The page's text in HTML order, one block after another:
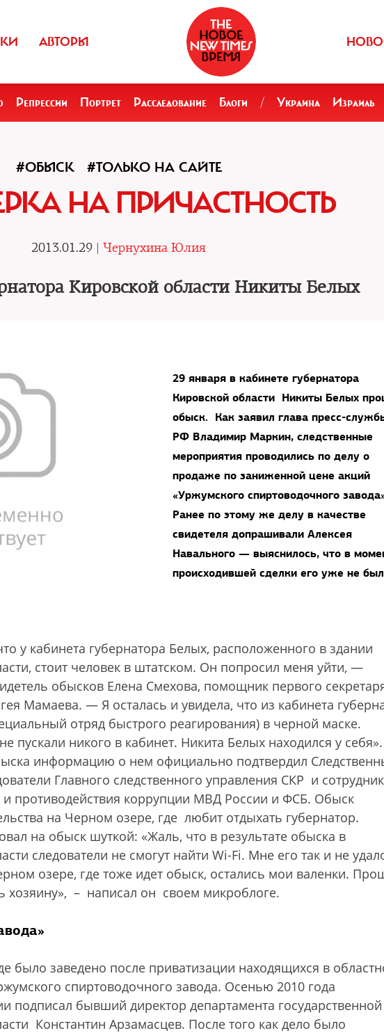
АВТОРЫ
Репрессии Портрет Расследование Блоги / Украина Израиль
#ОБЫСК #ТОЛЬКО НА САЙТЕ
НА ПРИЧАСТНОСТЬ
2013.01.29 | Чернухина Юлия
Кировской области Никиты Белых
29 января в кабинете губернатора
Кировской области Никиты Белых
обыск. Как заявил глава пресс-
РФ Владимир Маркин, следственные
мероприятия проводились по делу о
продаже по заниженной цене акций
«Уржумского спиртоводочного
Ранее по этому же делу в качестве
свидетеля допрашивали Алексея
Навального — выяснилось, что в
происходившей сделки его уже не
у кабинета губернатора Белых, расположенного в здании
стоит человек в штатском. Он попросил меня уйти, —
обысков Елена Смехова, помощник первого
Мамаева. — Я осталась и увидела, что из кабинета
отряд быстрого реагирования) в черной маске.
пускали никого в кабинет. Никита Белых находился у себя».
информацию о нем официально подтвердил
Главного следственного управления СКР и
и противодействия коррупции МВД России и ФСБ. Обыск
на Черном озере, где любит отдыхать губернатор.
на обыск шуткой: «Жаль, что в результате обыска в
следователи не смогут найти Wi-Fi. Мне его так и не
озере, где тоже идет обыск, остались мои валенки.
хозяину», – написал он своем микроблоге.
было заведено после приватизации находящихся в
спиртоводочного завода. Осенью 2010 года
подписал бывший директор департамента государственной
Константин Арзамасцев. После того как дело было